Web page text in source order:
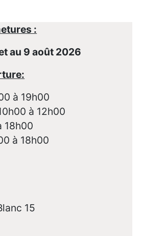
:
au 9 août 2026
à 19h00
à 12h00
18h00
à 18h00
15